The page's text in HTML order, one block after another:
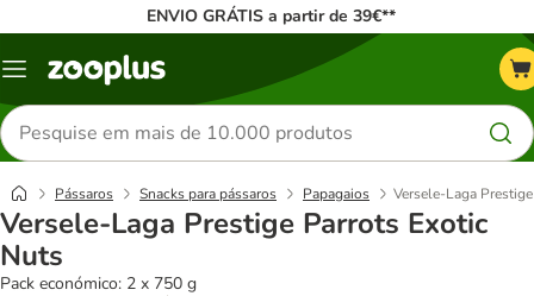
ENVIO GRÁTIS a partir de 39€**
Menu
Pesquisar
produtos
Pássaros Snacks para pássaros Papagaios Versele-Laga
Versele-Laga Prestige Parrots Exotic
Nuts
Pack económico: 2 x 750 g